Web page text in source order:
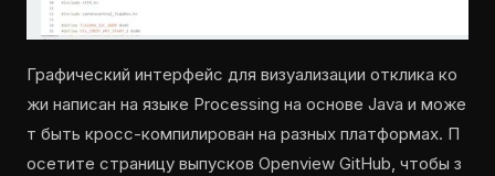
Графический интерфейс для визуализации отклика ко
жи написан на языке Processing на основе Java и може
т быть кросс-компилирован на разных платформах. П
осетите страницу выпусков Openview GitHub, чтобы з